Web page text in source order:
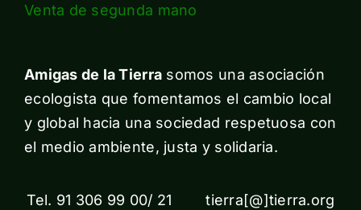
Venta de segunda mano
Amigas de la Tierra somos una asociación
ecologista que fomentamos el cambio local
y global hacia una sociedad respetuosa con
el medio ambiente, justa y solidaria.
Tel. 91 306 99 00/ 21 tierra[@]tierra.org